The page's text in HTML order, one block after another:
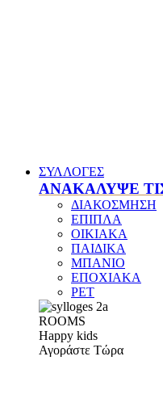
ΣΥΛΛΟΓΕΣ
ΑΝΑΚΑΛΥΨΕ
ΔΙΑΚΟΣΜΗΣΗ
ΕΠΙΠΛΑ
ΟΙΚΙΑΚΑ
ΠΑΙΔΙΚΑ
ΜΠΑΝΙΟ
ΕΠΟΧΙΑΚΑ
PET
ROOMS
Happy kids
Αγοράστε Τώρα